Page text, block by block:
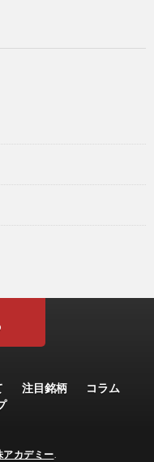
注目銘柄
コラム
アカデミー.